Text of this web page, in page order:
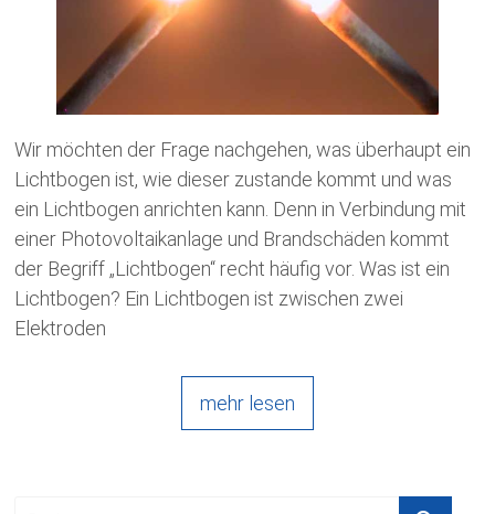
Wir möchten der Frage nachgehen, was überhaupt ein
Lichtbogen ist, wie dieser zustande kommt und was
ein Lichtbogen anrichten kann. Denn in Verbindung mit
einer Photovoltaikanlage und Brandschäden kommt
der Begriff „Lichtbogen“ recht häufig vor. Was ist ein
Lichtbogen? Ein Lichtbogen ist zwischen zwei
Elektroden
mehr lesen